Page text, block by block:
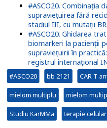
#ASCO20. Combinația
supraviețuirea fără
stadiul III, cu mutații
#ASCO20. Ghidarea
biomarkeri la pacienții
supraviețuirii în
registrul internațional
#ASCO20 bb 2121 CAR T
mielom multiplu mielom
Studiu KarMMa terapie